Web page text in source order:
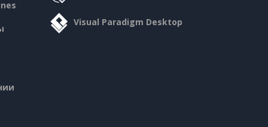
Visual Paradigm Desktop